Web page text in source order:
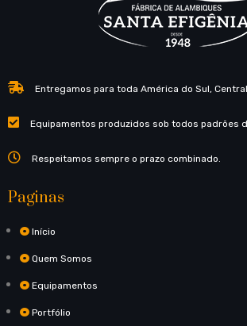
Entregamos para toda América do Sul,
Equipamentos produzidos sob todos padrões
Respeitamos sempre o prazo combinado.
Paginas
Início
Quem Somos
Equipamentos
Portfólio